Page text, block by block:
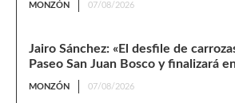
MONZÓN 07/08/2026
Jairo Sánchez: «El desfile de
Paseo San Juan Bosco y finalizará
MONZÓN 07/08/2026